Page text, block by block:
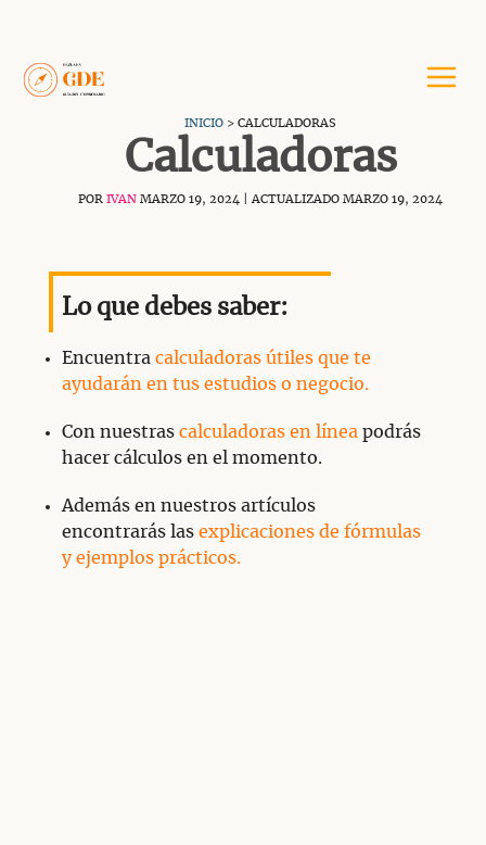
contenido
INICIO > CALCULADORAS
Calculadoras
POR IVAN MARZO 19, 2024 | ACTUALIZADO MARZO 19, 2024
Lo que debes saber:
Encuentracalculadoras útiles que te
ayudarán en tus estudios o negocio.
Con nuestrascalculadoras en línea podrás
hacer cálculos en el momento.
Además en nuestros artículos
encontrarás lasexplicaciones de fórmulas
y ejemplos prácticos.